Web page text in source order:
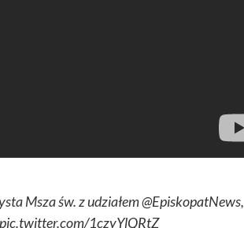
Msza św. z udziałem@EpiskopatNews,
pic.twitter.com/1czyYlQRtZ